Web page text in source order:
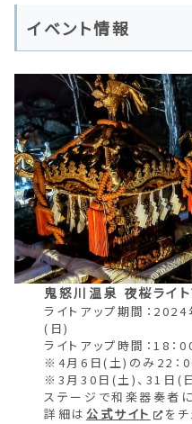
イベント情報
鬼怒川温泉 夜桜ライ
ライトアップ期間：
(日)
ライトアップ時間：18：
※4月6日(土)のみ22：
※3月30日(土)、31日(
ステージで和楽器奏者
詳細は 公式サイト を